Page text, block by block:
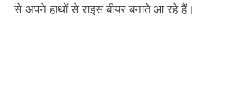
से अपने हाथों से राइस बीयर बनाते आ रहे हैं।